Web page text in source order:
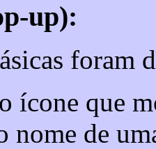
up):
foram
ícone que
nome de